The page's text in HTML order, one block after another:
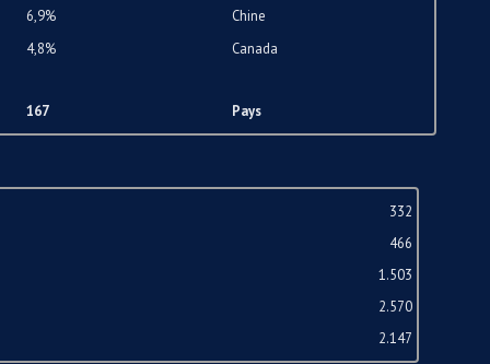
6,9%
Chine
4,8%
Canada
167 Pays
332
466
1.503
2.570
2.147